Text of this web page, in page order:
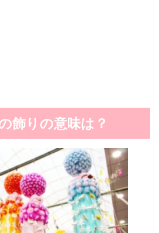
飾りの意味は？